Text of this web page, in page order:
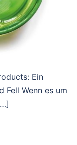
Ein
Fell Wenn es um